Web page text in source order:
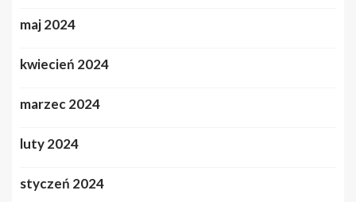
maj 2024
kwiecień 2024
marzec 2024
luty 2024
styczeń 2024